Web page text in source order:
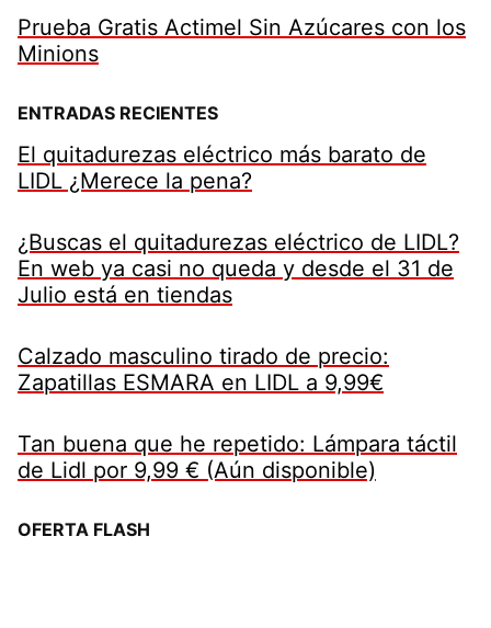
Prueba Gratis Actimel Sin Azúcares con los
Minions
ENTRADAS RECIENTES
El quitadurezas eléctrico más barato de
LIDL ¿Merece la pena?
¿Buscas el quitadurezas eléctrico de LIDL?
En web ya casi no queda y desde el 31 de
Julio está en tiendas
Calzado masculino tirado de precio:
Zapatillas ESMARA en LIDL a 9,99€
Tan buena que he repetido: Lámpara táctil
de Lidl por 9,99 € (Aún disponible)
OFERTA FLASH